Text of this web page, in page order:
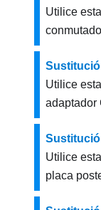
Utilice
Utilice
adaptador
Utilice
placa